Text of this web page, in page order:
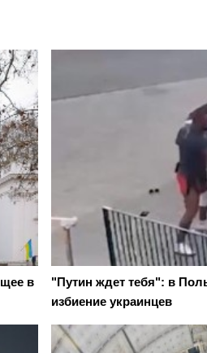
в
"Путин ждет тебя": в
избиение украинцев